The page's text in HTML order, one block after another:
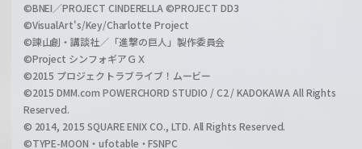
©BNEI／PROJECT CINDERELLA ©PROJECT DD3
©VisualArt's/Key/Charlotte Project
©諫山創・講談社／「進撃の巨人」製作委員会
©Project シンフォギアＧＸ
©2015 プロジェクトラブライブ！ムービー
©2015 DMM.com POWERCHORD STUDIO / C2 / KADOKAWA All Rights
Reserved.
© 2014, 2015 SQUARE ENIX CO., LTD. All Rights Reserved.
©TYPE-MOON・ufotable・FSNPC